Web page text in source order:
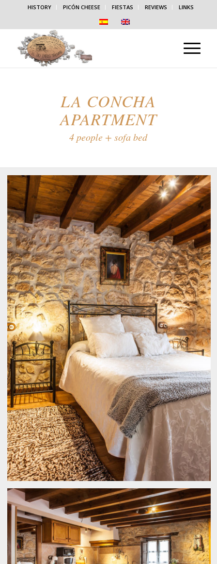
HISTORY PICÓN CHEESE FIESTAS REVIEWS LINKS
LA CONCHA
APARTMENT
4 people + sofa bed